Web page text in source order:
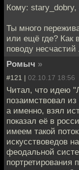
Кому: stary_dobry,
Ты много
или ещё где? Как
поводу
Ромыч »
#121 | 02.10.17 18:56
Читал, что идею
позаимствовал
а именно, взял
показал её в
имеем такой
искусствоведов
феодальной
портретирования